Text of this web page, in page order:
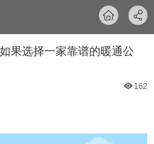
果选择一家靠谱的暖通公
162